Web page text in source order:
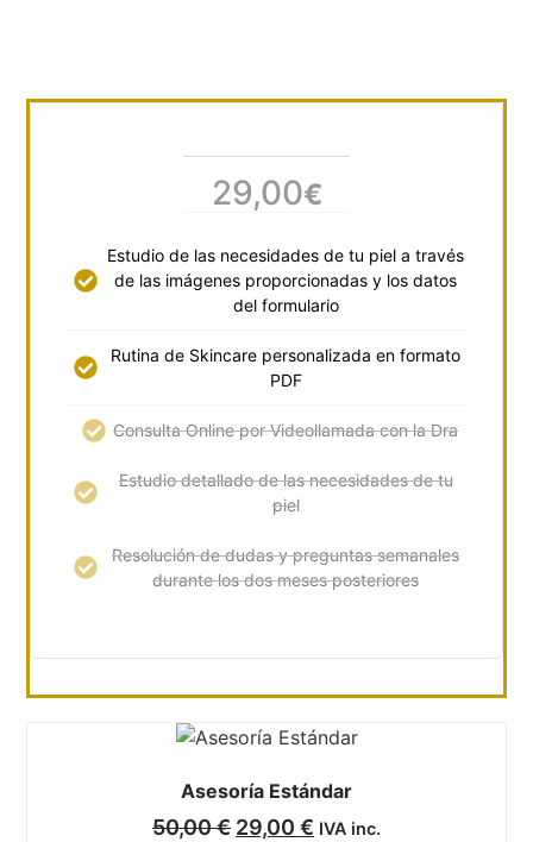
29,00€
Estudio de las necesidades de tu piel a través
de las imágenes proporcionadas y los datos
del formulario
Rutina de Skincare personalizada en formato
PDF
Consulta Online por Videollamada con la Dra
Estudio detallado de las necesidades de tu
piel
Resolución de dudas y preguntas semanales
durante los dos meses posteriores
Asesoría Estándar
50,00€ 29,00 € IVA inc.